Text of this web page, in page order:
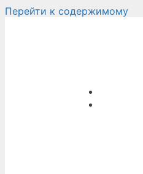
Перейти к содержимому